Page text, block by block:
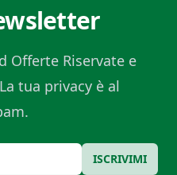
Offerte Riservate e
tua privacy è al
ISCRIVIMI